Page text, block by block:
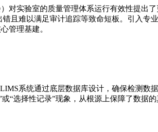
对实验室的质量管理体系运行有效性提出
且难以满足审计追踪等致命短板。引入
管理基建。
系统通过底层数据库设计，确保检测
“选择性记录”现象，从根源上保障了数据的